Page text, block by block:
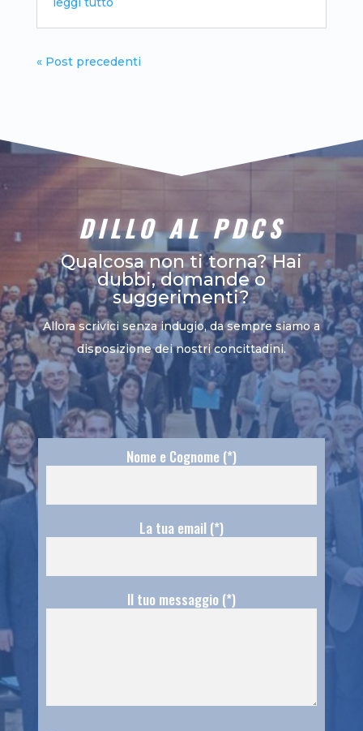
« Post precedenti
DILLO AL PDCS
Qualcosa non ti torna? Hai
dubbi, domande o
suggerimenti?
Allora scrivici senza indugio, da sempre siamo a
disposizione dei nostri concittadini.
Nome e Cognome (*)
La tua email (*)
Il tuo messaggio (*)